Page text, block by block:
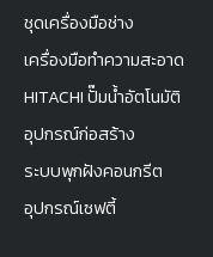
ชุดเครื่องมือช่าง
เครื่องมือทำความสะอาด
HITACHI ปั๊มน้ำอัตโนมัติ
อุปกรณ์ก่อสร้าง
ระบบพุกฝังคอนกรีต
อุปกรณ์เซฟตี้